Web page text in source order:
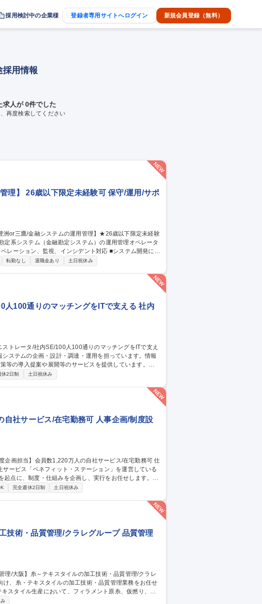
採用検討中の企業様 登録者専用サイトへログイン 新規会員登録（無料）
採用情報
求人が 0件でした
再度検索してください
理】 26歳以下限定未経験可 保守/運用/サポ
の魅力】 ITILに基づいた大規模金融システムの運用業務
転勤なし 退職金あり 土日祝休み
人100通りのマッチングをITで支える 社内
等の導入提案や展開等のサービスを提供しています。
設計/構築/運用保守■社内用IaaS/SaaS/Idpの設計/構築/運
まり「チームワークあふれる“会社”を創る」ために「いつ
ッションとしています 募集職種 ■システムア
ITで支える
2日制 土日祝休み
自社サービス/在宅勤務可 人事企画/制度設
ービス「ベネフィット・ステーション」を運営している
点に、制度・仕組みを企画し、実行をお任せします。
運用■要員計画・人員管理の高度化、モニタリング■人事
理■労務相談・リスク対応※ご経験が少ない場合は育成し
制度の運用実務もお任せ。 募集職種 【人事制
可
完全週休2日制 土日祝休み
技術・品質管理/クラレグループ 品質管理
対応や品質管理に従事。 ■出張：主に国内 3回前後/月。海